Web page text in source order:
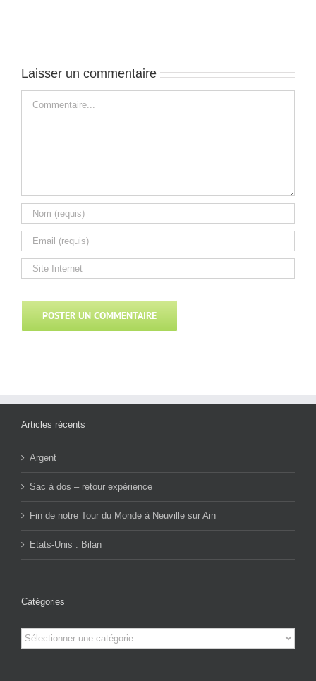
Laisser un commentaire
Articles récents
Argent
Sac à dos – retour expérience
Fin de notre Tour du Monde à Neuville sur Ain
Etats-Unis : Bilan
Catégories
Catégories